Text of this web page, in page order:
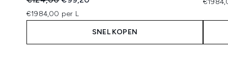
€1984,00 per L
SNEL KOPEN